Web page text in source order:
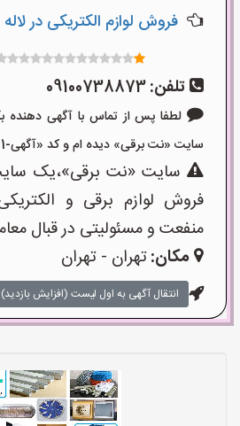
فروش لوازم الکتریکی در لاله
تلفن:09100738873
لطفا پس از تماس با آگهی دهنده
سایت «نت برقی» دیده ام و کد «آگهی-21» را اعلام کنید»
سایت «نت برقی»،یک
فروش لوازم برقی و
منفعت و مسئولیتی در قبال
مکان:تهران - تهران
انتقال آگهی به اول لیست (افزایش بازدید)